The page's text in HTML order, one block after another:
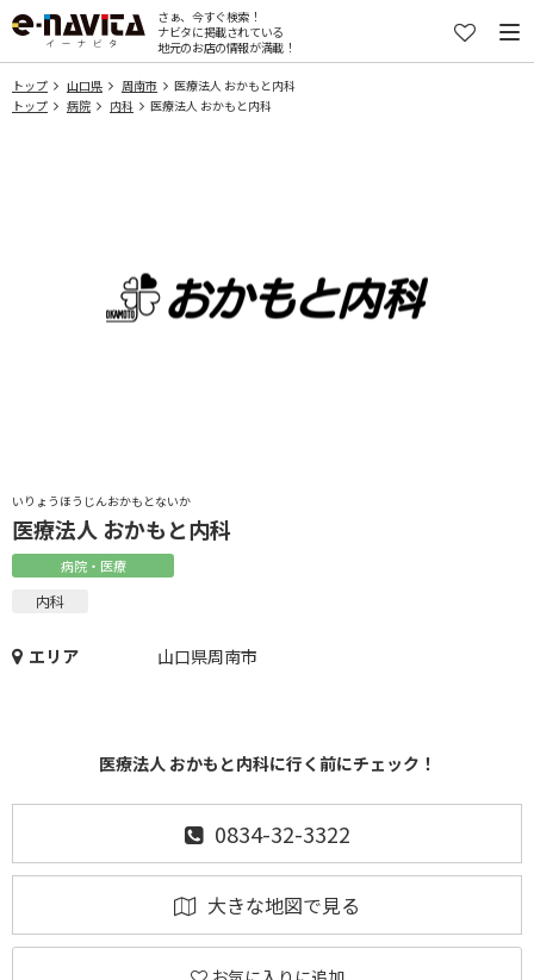
さぁ、今すぐ検索！
ナビタに掲載されている
地元のお店の情報が満載！
トップ 山口県 周南市
医療法人 おかもと内科
トップ
病院 内科 医療法人 おかもと内科
いりょうほうじんおかもとないか
医療法人 おかもと内科
病院・医療
内科
エリア 山口県周南市
医療法人 おかもと内科に行く前にチェック！
0834-32-3322
大きな地図で見る